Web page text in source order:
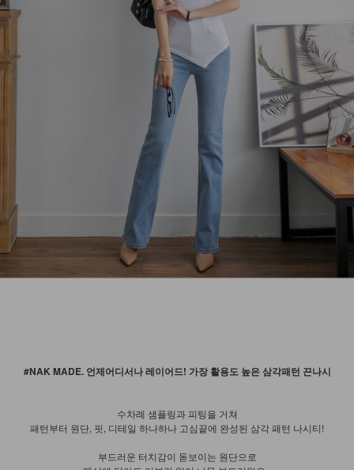
#NAK MADE. 언제어디서나 레이어드! 가장 활용도 높은 삼각패턴 끈나시
수차례 샘플링과 피팅을 거쳐
패턴부터 원단, 핏, 디테일 하나하나 고심끝에 완성된 삼각 패턴 나시티!
부드러운 터치감이 돋보이는 원단으로